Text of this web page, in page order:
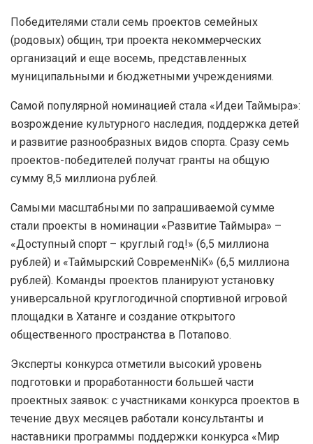
Победителями стали семь проектов семейных
(родовых) общин, три проекта некоммерческих
организаций и еще восемь, представленных
муниципальными и бюджетными учреждениями.
Самой популярной номинацией стала «Идеи Таймыра»:
возрождение культурного наследия, поддержка детей
и развитие разнообразных видов спорта. Сразу семь
проектов-победителей получат гранты на общую
сумму 8,5 миллиона рублей.
Самыми масштабными по запрашиваемой сумме
стали проекты в номинации «Развитие Таймыра» –
«Доступный спорт – круглый год!» (6,5 миллиона
рублей) и «Таймырский СовременNiK» (6,5 миллиона
рублей). Команды проектов планируют установку
универсальной круглогодичной спортивной игровой
площадки в Хатанге и создание открытого
общественного пространства в Потапово.
Эксперты конкурса отметили высокий уровень
подготовки и проработанности большей части
проектных заявок: с участниками конкурса проектов в
течение двух месяцев работали консультанты и
наставники программы поддержки конкурса «Мир